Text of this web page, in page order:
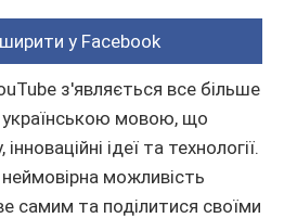
у Facebook
з'являється все більше
українською мовою, що
ідеї та технології.
можливість
самим та поділитися своїми